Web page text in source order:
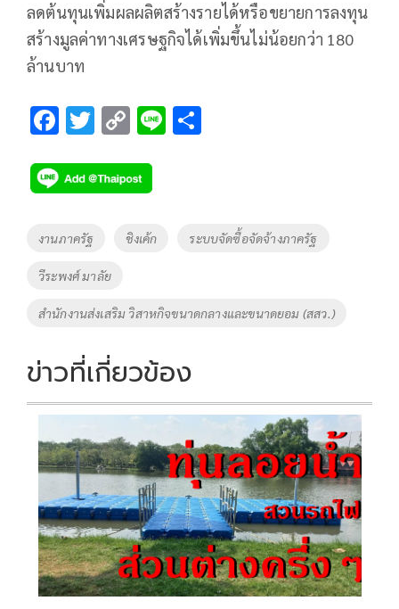
ลดต้นทุนเพิ่มผลผลิตสร้างรายได้หรือขยายการลงทุน
สร้างมูลค่าทางเศรษฐกิจได้เพิ่มขึ้นไม่น้อยกว่า 180
ล้านบาท
F
e
b
o
k
T
tt
er
C
p
y
Li
Li
Tags
งานภาครัฐ ชิงเค้ก ระบบจัดซื้อจัดจ้างภาครัฐ
วีระพงศ์ มาลัย
สำนักงานส่งเสริม วิสาหกิจขนาดกลางและขนาดยอม (สสว.)
ข่าวที่เกี่ยวข้อง